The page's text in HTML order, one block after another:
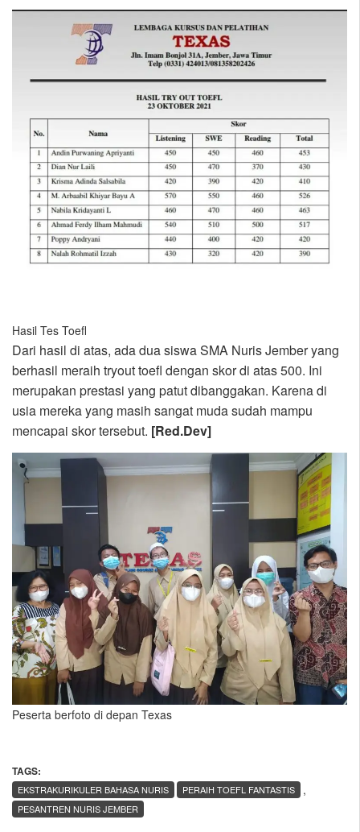
Hasil Tes Toefl
Dari hasil di atas, ada dua siswa SMA Nuris Jember yang
berhasil meraih tryout toefl dengan skor di atas 500. Ini
merupakan prestasi yang patut dibanggakan. Karena di
usia mereka yang masih sangat muda sudah mampu
mencapai skor tersebut. [Red.Dev]
Peserta berfoto di depan Texas
TAGS:
,
EKSTRAKURIKULER BAHASA NURIS
PERAIH TOEFL FANTASTIS
PESANTREN NURIS JEMBER